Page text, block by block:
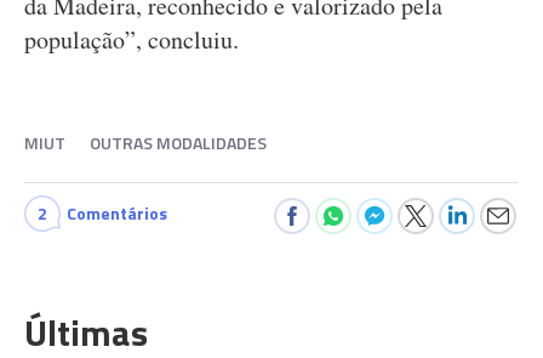
população”, concluiu.
MIUT OUTRAS MODALIDADES
2 Comentários
Últimas